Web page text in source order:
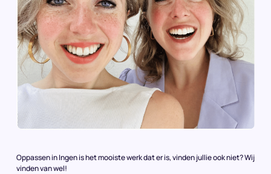
Oppassen in Ingen is het mooiste werk dat er is, vinden jullie ook niet? Wij
vinden van wel!